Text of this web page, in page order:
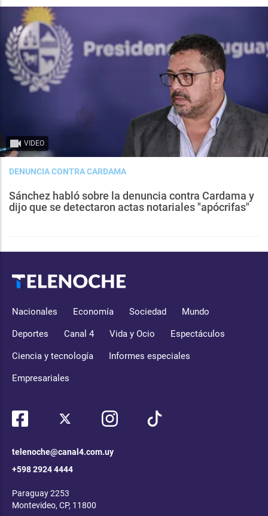
VIDEO
DENUNCIA CONTRA CARDAMA
Sánchez habló sobre la denuncia contra Cardama y
dijo que se detectaron actas notariales "apócrifas"
Nacionales Economía Sociedad Mundo
Deportes Canal 4 Vida y Ocio Espectáculos
Ciencia y tecnología Informes especiales
Empresariales
telenoche@canal4.com.uy
+598 2924 4444
Paraguay 2253
Montevideo, CP, 11800